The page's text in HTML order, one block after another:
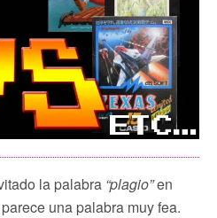
la palabra “plagio”en
una palabra muy fea.